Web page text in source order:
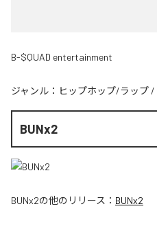
B-$QUAD entertainment
ジャンル： ヒップホップ/ラップ /
BUNx2
BUNx2の他のリリース： BUNx2